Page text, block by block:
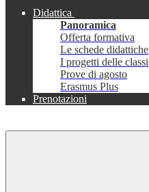
Didattica
Panoramica
Offerta formativa
Le schede didattiche
I progetti delle classi
Prove di agosto
Erasmus Plus
Prenotazioni